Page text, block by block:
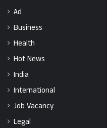
Ad
Business
Health
Hot News
India
International
Job Vacancy
Legal